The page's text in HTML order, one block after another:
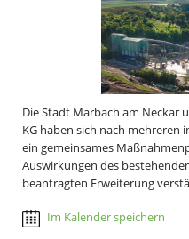
Die Stadt Marbach am Neckar
KG haben sich nach
ein gemeinsames
Auswirkungen des
beantragten Erweiterung
Im Kalender speichern